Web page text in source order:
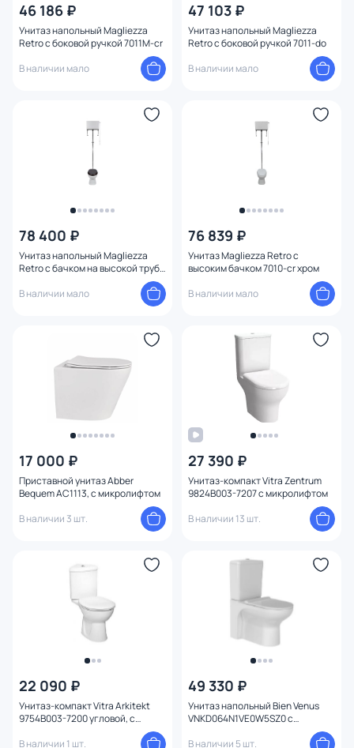
46 186 ₽
Унитаз напольный Magliezza
Retro с боковой ручкой 7011M-cr
В наличии мало
47 103 ₽
Унитаз напольный Magliezza
Retro с боковой ручкой 7011-do
В наличии мало
78 400 ₽
Унитаз напольный Magliezza
Retro с бачком на высокой трубе
В наличии мало
76 839 ₽
Унитаз Magliezza Retro с
высоким бачком 7010-cr хром
В наличии мало
17 000 ₽
Приставной унитаз Abber
Bequem AC1113, с микролифтом
В наличии 3 шт.
27 390 ₽
Унитаз-компакт Vitra Zentrum
9824B003-7207 с микролифтом
В наличии 13 шт.
22 090 ₽
Унитаз-компакт Vitra Arkitekt
9754B003-7200 угловой, с
В наличии 1 шт.
49 330 ₽
Унитаз напольный Bien Venus
VNKD064N1VE0W5SZ0 с
В наличии 5 шт.